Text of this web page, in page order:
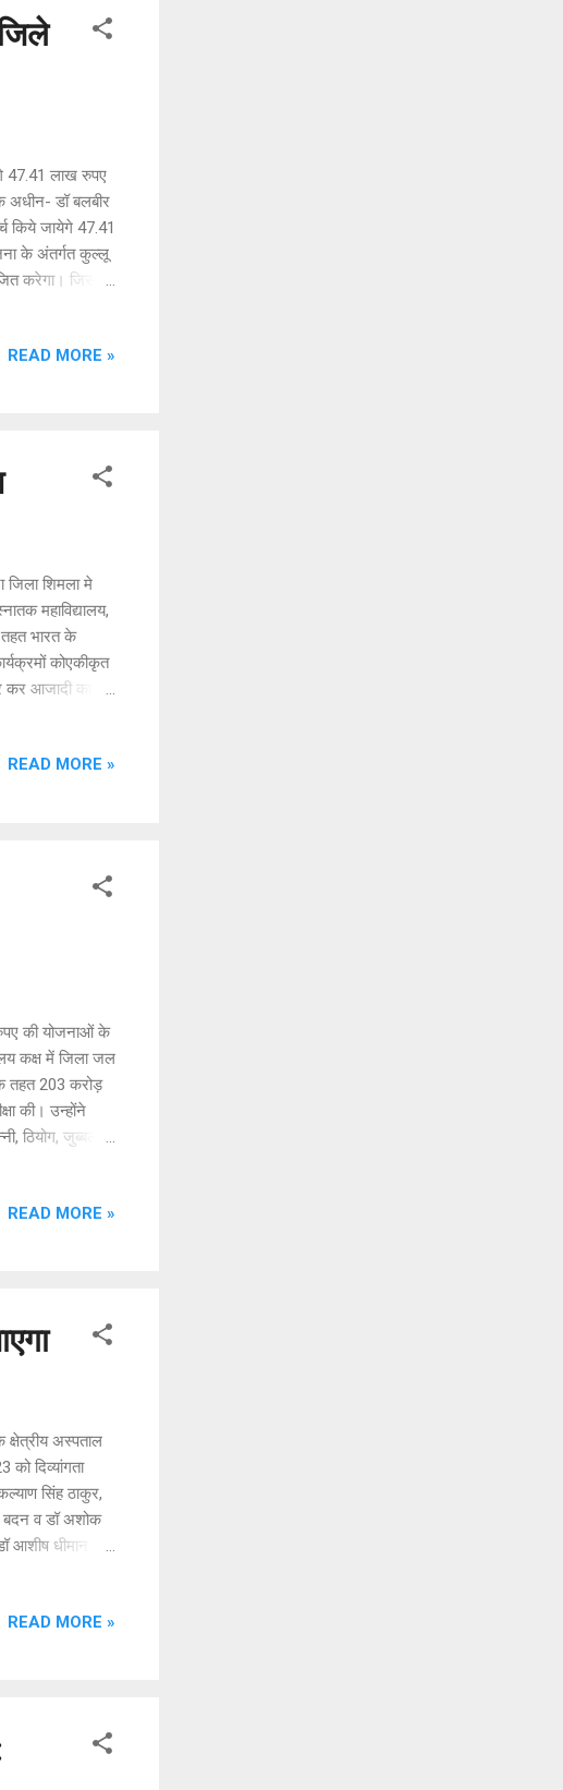
47.41 लाख रुपए
अधीन- डॉ बलबीर
किये जायेगे 47.41
के अंतर्गत कुल्लू
करेगा। जिसमें
प्राकृतिक खेती
READ MORE »
जिला शिमला मे
महाविद्यालय,
भारत के
कोएकीकृत
आजादी का
आयोजनों
READ MORE »
की योजनाओं के
कक्ष में जिला जल
तहत 203 करोड़
की। उन्होंने
ठियोग, जुब्बल,
को साफ़ और स्वच्छ
READ MORE »
क्षेत्रीय अस्पताल
दिव्यांगता
सिंह ठाकुर,
बदन व डॉ अशोक
आशीष धीमान ,
READ MORE »